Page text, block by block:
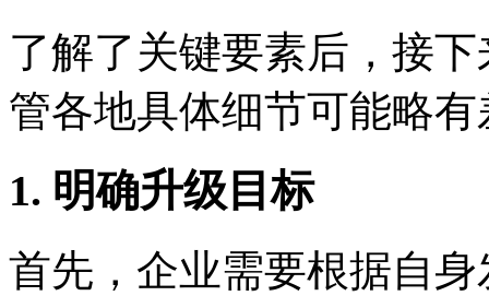
了解了关键要素后，接
管各地具体细节可能略
1. 明确升级目标
首先，企业需要根据自